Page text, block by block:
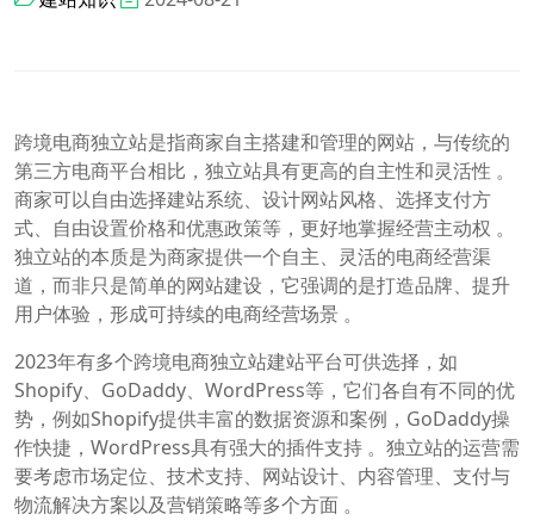
跨境电商独立站是指商家自主搭建和管理的网站，与传统的
第三方电商平台相比，独立站具有更高的自主性和灵活性 。
商家可以自由选择建站系统、设计网站风格、选择支付方
式、自由设置价格和优惠政策等，更好地掌握经营主动权 。
独立站的本质是为商家提供一个自主、灵活的电商经营渠
道，而非只是简单的网站建设，它强调的是打造品牌、提升
用户体验，形成可持续的电商经营场景 。
2023年有多个跨境电商独立站建站平台可供选择，如
Shopify、GoDaddy、WordPress等，它们各自有不同的优
势，例如Shopify提供丰富的数据资源和案例，GoDaddy操
作快捷，WordPress具有强大的插件支持 。独立站的运营需
要考虑市场定位、技术支持、网站设计、内容管理、支付与
物流解决方案以及营销策略等多个方面 。